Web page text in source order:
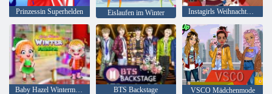
Prinzessin Superhelden Eislaufen im Winter Instagirls Weihnachtskleid
Baby Hazel Wintermode BTS Backstage VSCO Mädchenmode